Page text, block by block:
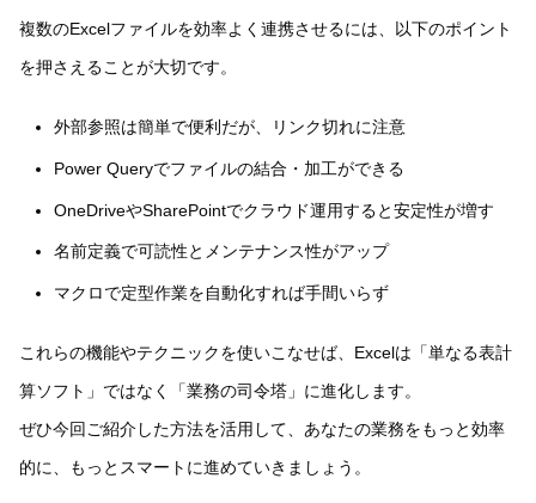
複数のExcelファイルを効率よく連携させるには、以下のポイント
を押さえることが大切です。
外部参照は簡単で便利だが、リンク切れに注意
Power Queryでファイルの結合・加工ができる
OneDriveやSharePointでクラウド運用すると安定性が増す
名前定義で可読性とメンテナンス性がアップ
マクロで定型作業を自動化すれば手間いらず
これらの機能やテクニックを使いこなせば、Excelは「単なる表計
算ソフト」ではなく「業務の司令塔」に進化します。
ぜひ今回ご紹介した方法を活用して、あなたの業務をもっと効率
的に、もっとスマートに進めていきましょう。